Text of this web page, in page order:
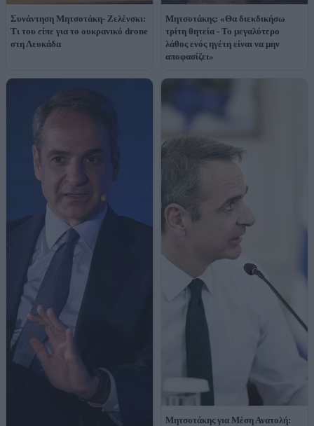
Συνάντηση Μητσοτάκη- Ζελένσκι:
Τι του είπε για το ουκρανικό drone
στη Λευκάδα
Μητσοτάκης: «Θα διεκδικήσω
τρίτη θητεία - Το μεγαλύτερο
λάθος ενός ηγέτη είναι να μην
αποφασίζει»
Μητσοτάκης για Μέση Ανατολή: